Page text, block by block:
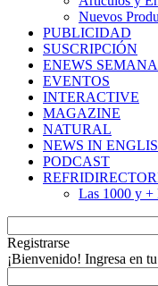
Nuevos
PUBLICIDAD
SUSCRIPCIÓN
ENEWS
EVENTOS
INTERACTIVE
MAGAZINE
NATURAL
NEWS IN
PODCAST
Las 1000 y +
Registrarse
¡Bienvenido! Ingresa en